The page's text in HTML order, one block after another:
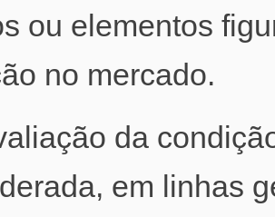
ou elementos
no mercado.
da
em linhas